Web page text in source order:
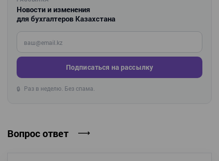
Новости и изменения
для бухгалтеров Казахстана
Введите ваш e-mail
Подписаться на рассылку
🔒 Раз в неделю. Без спама.
Вопрос ответ